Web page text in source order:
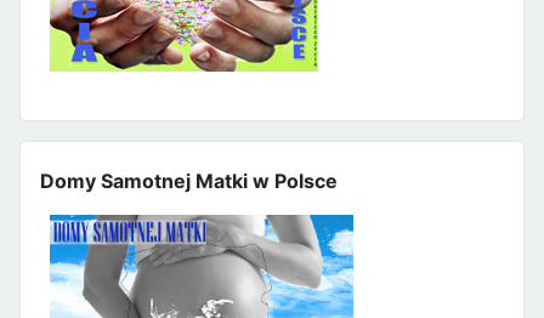
Domy Samotnej Matki w Polsce